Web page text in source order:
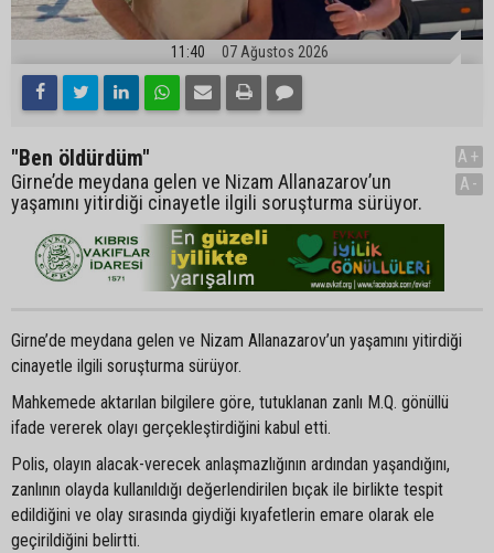
11:40 07 Ağustos 2026
"Ben öldürdüm"
Girne’de meydana gelen ve Nizam Allanazarov’un
yaşamını yitirdiği cinayetle ilgili soruşturma sürüyor.
A+
A-
Girne’de meydana gelen ve Nizam Allanazarov’un yaşamını yitirdiği
cinayetle ilgili soruşturma sürüyor.
Mahkemede aktarılan bilgilere göre, tutuklanan zanlı M.Q. gönüllü
ifade vererek olayı gerçekleştirdiğini kabul etti.
Polis, olayın alacak-verecek anlaşmazlığının ardından yaşandığını,
zanlının olayda kullanıldığı değerlendirilen bıçak ile birlikte tespit
edildiğini ve olay sırasında giydiği kıyafetlerin emare olarak ele
geçirildiğini belirtti.